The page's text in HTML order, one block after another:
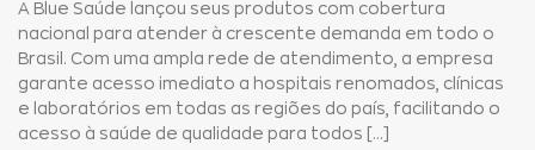
A Blue Saúde lançou seus produtos com cobertura
nacional para atender à crescente demanda em todo o
Brasil. Com uma ampla rede de atendimento, a empresa
garante acesso imediato a hospitais renomados, clínicas
e laboratórios em todas as regiões do país, facilitando o
acesso à saúde de qualidade para todos [...]